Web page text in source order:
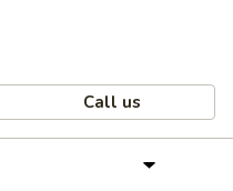
Call us